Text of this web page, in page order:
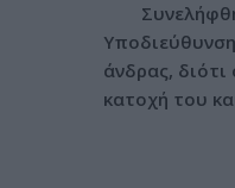
Συνελήφθη,
άνδρας,
κατοχή του